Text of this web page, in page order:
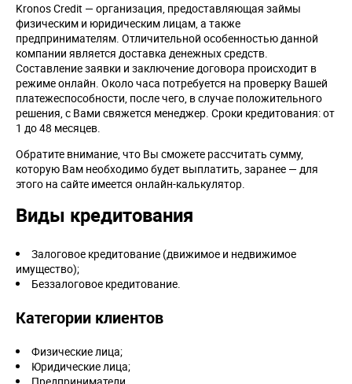
Kronos Credit — организация, предоставляющая займы
физическим и юридическим лицам, а также
предпринимателям. Отличительной особенностью данной
компании является доставка денежных средств.
Составление заявки и заключение договора происходит в
режиме онлайн. Около часа потребуется на проверку Вашей
платежеспособности, после чего, в случае положительного
решения, с Вами свяжется менеджер. Сроки кредитования: от
1 до 48 месяцев.
Обратите внимание, что Вы сможете рассчитать сумму,
которую Вам необходимо будет выплатить, заранее — для
этого на сайте имеется онлайн-калькулятор.
Виды кредитования
Залоговое кредитование (движимое и недвижимое
имущество);
Беззалоговое кредитование.
Категории клиентов
Физические лица;
Юридические лица;